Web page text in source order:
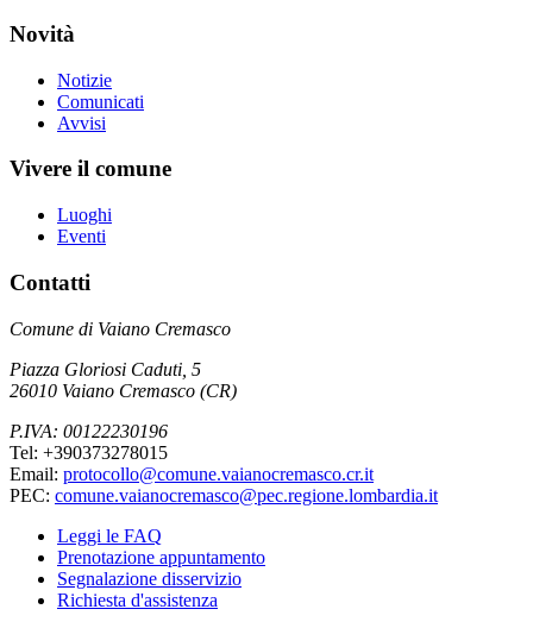
Novità
Notizie
Comunicati
Avvisi
Vivere il comune
Luoghi
Eventi
Contatti
Comune di Vaiano Cremasco
Piazza Gloriosi Caduti, 5
26010 Vaiano Cremasco (CR)
P.IVA: 00122230196
Tel: +390373278015
Email: protocollo@comune.vaianocremasco.cr.it
PEC: comune.vaianocremasco@pec.regione.lombardia.it
Leggi le FAQ
Prenotazione appuntamento
Segnalazione disservizio
Richiesta d'assistenza